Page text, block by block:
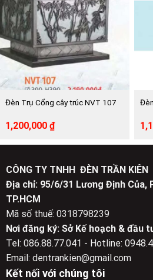
Đèn Trụ Cổng cây trúc NVT 107
Giá
là:
1,200,000 ₫Giá
tại
1,200,000 ₫.
Giá
là:
CÔNG TY TNHH ĐÈN TRẦN KIÊN
Địa chỉ: 95/6/31 Lương Định Của,
TP.HCM
Mã số thuế: 0318798239
Nơi đăng ký: Sở Kế hoạch & đầu
Tel: 086.88.77.041 - Hotline:
Email: dentrankien@gmail.com
Kết nối với chúng tôi